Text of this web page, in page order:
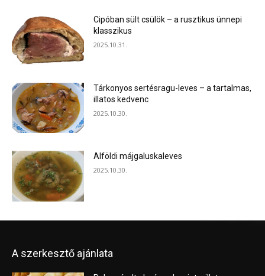
Cipóban sült csülök – a rusztikus ünnepi
klasszikus
2025.10.31.
Tárkonyos sertésragu-leves – a tartalmas,
illatos kedvenc
2025.10.30.
Alföldi májgaluskaleves
2025.10.30.
A szerkesztő ajánlata